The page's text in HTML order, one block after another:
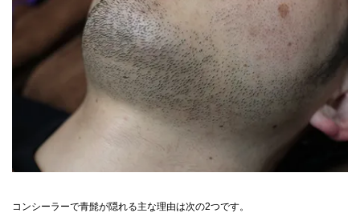
コンシーラーで青髭が隠れる主な理由は次の2つです。